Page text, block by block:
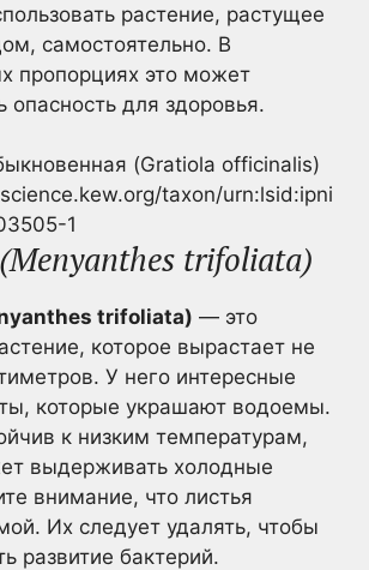
растение, растущее
самостоятельно. В
пропорциях это может
опасность для здоровья.
taxon/urn:lsid:ipni
1
(Menyanthes trifoliata)
trifoliata) — это
которое вырастает не
У него интересные
которые украшают водоемы.
к низким температурам,
выдерживать холодные
внимание, что листья
Их следует удалять, чтобы
развитие бактерий.